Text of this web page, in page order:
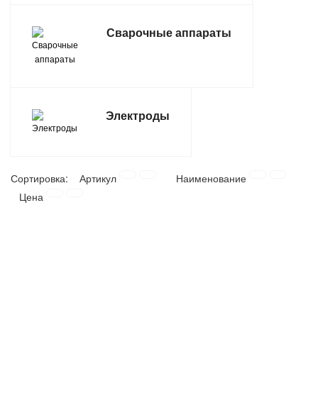
ТОВАРЫ ДЛЯ ОТДЫХА И ТУРИЗМА
ЭЛЕКТРОИНСТРУМЕНТЫ, БЕНЗОИНСТРУМЕНТЫ
Сварочные аппараты
Электроды
Сортировка: Артикул
Наименование
Цена